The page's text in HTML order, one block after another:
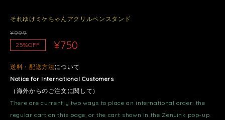
それゆけミケちゃんアクリルペンスタンド
¥999
25%OFF
¥750
送料・配送方法について
Notice for International Customers
（海外からのご注文に関して）
There are currently two ways to place an international order: the
regular cart on this page, or the cart shown in the ZenLink pop-up.